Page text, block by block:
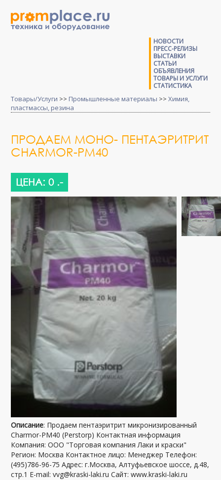
НОВОСТИ
ПРЕСС-РЕЛИЗЫ
ВЫСТАВКИ
СТАТЬИ
ОБЪЯВЛЕНИЯ
ТОВАРЫ И УСЛУГИ
СТАТИСТИКА
Товары/Услуги >> Промышленные материалы >>Химия,
пластмассы, резина
ПРОДАЕМ МОНО- ПЕНТАЭРИТРИТ
CHARMOR-PM40
ЦЕНА: 0 .-
Описание: Продаем пентаэритрит микронизированный
Charmor-PM40 (Perstorp) Контактная информация
Компания: ООО "Торговая компания Лаки и краски"
Регион: Москва Контактное лицо: Менеджер Телефон:
(495)786-96-75 Адрес: г.Москва, Алтуфьевское шоссе, д.48,
стр.1 E-mail: vvg@kraski-laki.ru Сайт: www.kraski-laki.ru